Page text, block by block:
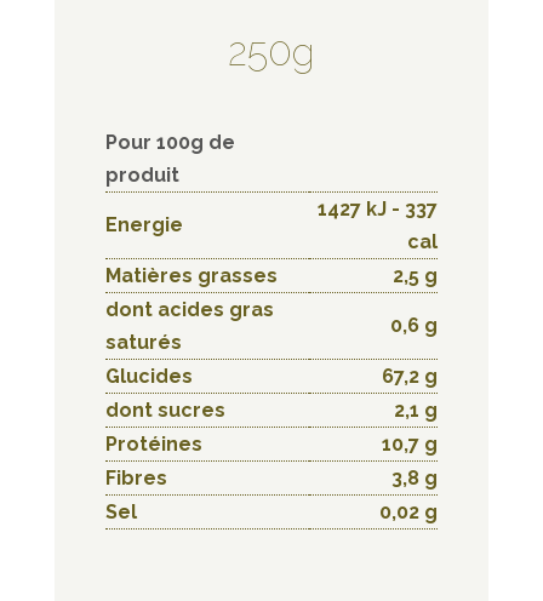
250g
Pour 100g de
produit
Energie
1427 kJ - 337
cal
Matières grasses
2,5 g
dont acides gras
saturés
0,6 g
Glucides
67,2 g
dont sucres
2,1 g
Protéines
10,7 g
Fibres
3,8 g
Sel
0,02 g